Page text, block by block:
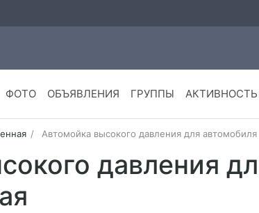
ФОТО ОБЪЯВЛЕНИЯ ГРУППЫ АКТИВНОСТЬ
Автомойка высокого давления для автомобиля
давления